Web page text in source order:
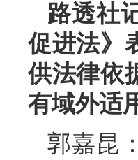
路透社
促进法》
供法律依
有域外适
郭嘉昆